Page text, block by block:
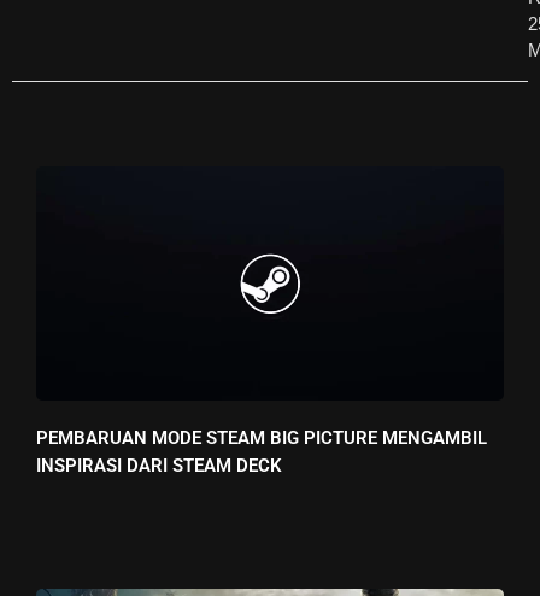
PEMBARUAN MODE STEAM BIG PICTURE MENGAMBIL
INSPIRASI DARI STEAM DECK